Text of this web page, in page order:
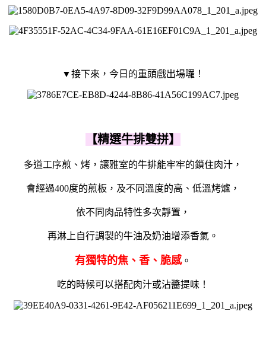
▼接下來，今日的重頭戲出場囉！
【精選牛排雙拼】
多道工序煎、烤，讓雅室的牛排能牢牢的鎖住肉汁，
會經過400度的煎板，及不同溫度的高、低溫烤爐，
依不同肉品特性多次靜置，
再淋上自行調製的牛油及奶油增添香氣。
有獨特的焦、香、脆感。
吃的時候可以搭配肉汁或沾醬提味！